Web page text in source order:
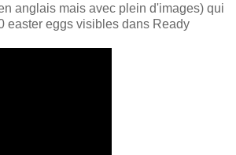
anglais mais avec plein d'images) qui
easter eggs visibles dans Ready